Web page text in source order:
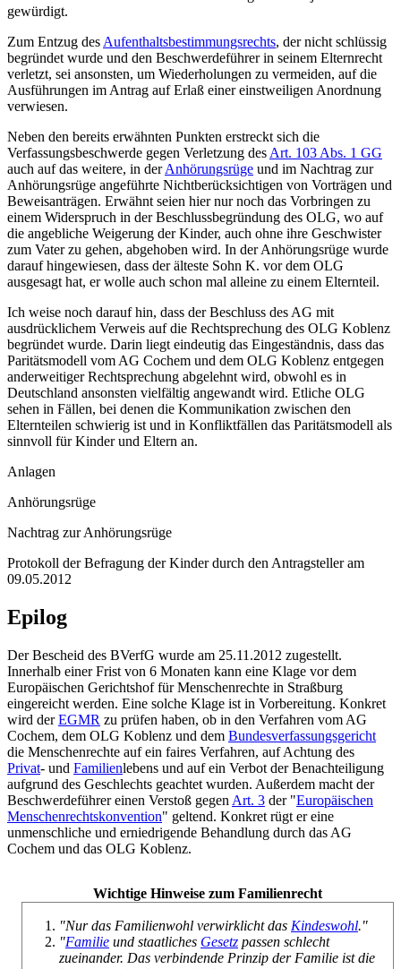
gewürdigt.
Zum Entzug des Aufenthaltsbestimmungsrechts, der nicht schlüssig
begründet wurde und den Beschwerde­führer in seinem Elternrecht
verletzt, sei ansonsten, um Wiederholungen zu vermeiden, auf die
Ausführungen im Antrag auf Erlaß einer einstweiligen Anordnung
verwiesen.
Neben den bereits erwähnten Punkten erstreckt sich die
Verfassungs­beschwerde gegen Verletzung des Art. 103 Abs. 1 GG
auch auf das weitere, in derAnhörungsrüge und im Nachtrag zur
Anhörungsrüge angeführte Nicht­berücksichtigen von Vorträgen und
Beweis­anträgen. Erwähnt seien hier nur noch das Vorbringen zu
einem Widerspruch in der Beschluss­begründung des OLG, wo auf
die angebliche Weigerung der Kinder, auch ohne ihre Geschwister
zum Vater zu gehen, abgehoben wird. In der Anhörungsrüge wurde
darauf hingewiesen, dass der älteste Sohn K. vor dem OLG
ausgesagt hat, er wolle auch schon mal alleine zu einem Elternteil.
Ich weise noch darauf hin, dass der Beschluss des AG mit
ausdrücklichem Verweis auf die Recht­sprechung des OLG Koblenz
begründet wurde. Darin liegt eindeutig das Eingeständnis, dass das
Paritätsmodell vom AG Cochem und dem OLG Koblenz entgegen
anderweitiger Recht­sprechung abgelehnt wird, obwohl es in
Deutschland ansonsten vielfältig angewandt wird. Etliche OLG
sehen in Fällen, bei denen die Kommunikation zwischen den
Elternteilen schwierig ist und in Konflikt­fällen das Paritätsmodell als
sinnvoll für Kinder und Eltern an.
Anlagen
Anhörungsrüge
Nachtrag zur Anhörungsrüge
Protokoll der Befragung der Kinder durch den Antragsteller am
09.05.2012
Epilog
Der Bescheid des BVerfG wurde am 25.11.2012 zugestellt.
Innerhalb einer Frist von 6 Monaten kann eine Klage vor dem
Europäischen Gerichtshof für Menschenrechte in Straßburg
eingereicht werden. Eine solche Klage ist in Vorbereitung. Konkret
wird derEGMR zu prüfen haben, ob in den Verfahren vom AG
Cochem, dem OLG Koblenz und dem Bundesverfassungsgericht
die Menschen­rechte auf ein faires Verfahren, auf Achtung des
Privat- und Familien­lebens und auf ein Verbot der Benachteiligung
aufgrund des Geschlechts geachtet wurden. Außerdem macht der
Beschwerdeführer einen Verstoß gegen Art. 3 der "Europäischen
Menschen­rechts­konvention" geltend. Konkret rügt er eine
unmenschliche und erniedrigende Behandlung durch das AG
Cochem und das OLG Koblenz.
Wichtige Hinweise zum Familienrecht
"Nur das Familienwohl verwirklicht das Kindeswohl."
"Familie und staatliches Gesetz passen schlecht
zueinander. Das verbindende Prinzip der Familie ist die